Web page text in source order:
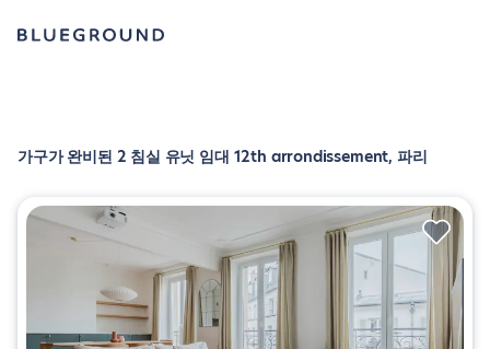
가구가 완비된 2 침실 유닛 임대 12th arrondissement, 파리